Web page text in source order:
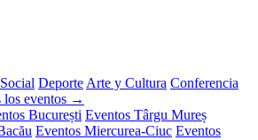
Social Deporte Arte y Cultura Conferencia
los eventos →
București Eventos Târgu Mureș
Eventos Miercurea-Ciuc Eventos